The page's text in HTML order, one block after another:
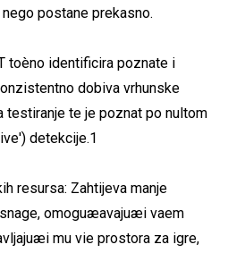
postane prekasno.
toèno identificira poznate i
dobiva vrhunske
testiranje te je poznat po nultom
detekcije.1
resursa: Zahtijeva manje
omoguæavajuæi vaem
mu vie prostora za igre,